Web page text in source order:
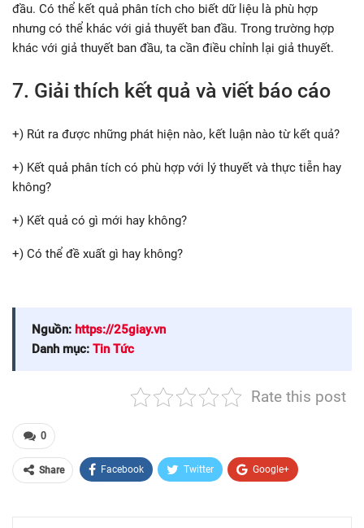
đầu. Có thể kết quả phân tích cho biết dữ liệu là phù hợp
nhưng có thể khác với giả thuyết ban đầu. Trong trường hợp
khác với giả thuyết ban đầu, ta cần điều chỉnh lại giả thuyết.
7. Giải thích kết quả và viết báo cáo
+) Rút ra được những phát hiện nào, kết luận nào từ kết quả?
+) Kết quả phân tích có phù hợp với lý thuyết và thực tiễn hay
không?
+) Kết quả có gì mới hay không?
+) Có thể đề xuất gì hay không?
Nguồn: https://25giay.vn
Danh mục: Tin Tức
Rate this post
0
Share Facebook Twitter Google+